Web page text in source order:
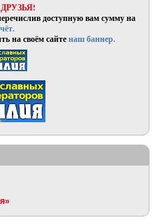
доступную вам сумму на
на своём сайтенаш баннер.